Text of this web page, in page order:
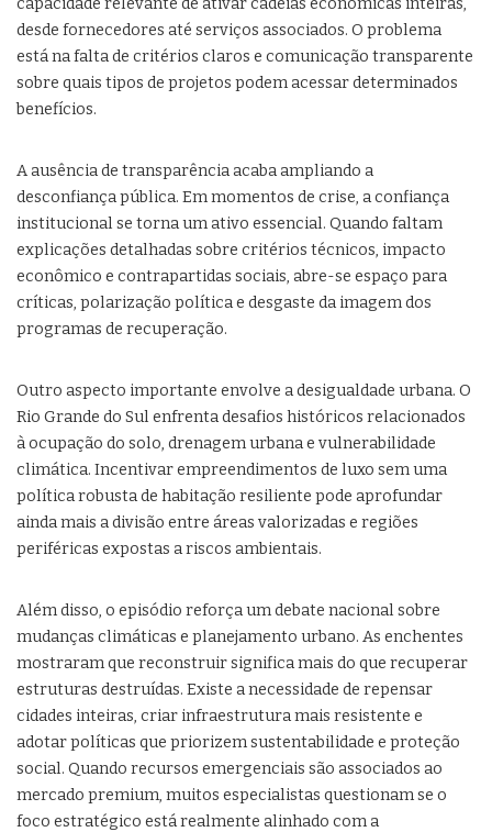
capacidade relevante de ativar cadeias econômicas inteiras,
desde fornecedores até serviços associados. O problema
está na falta de critérios claros e comunicação transparente
sobre quais tipos de projetos podem acessar determinados
benefícios.
A ausência de transparência acaba ampliando a
desconfiança pública. Em momentos de crise, a confiança
institucional se torna um ativo essencial. Quando faltam
explicações detalhadas sobre critérios técnicos, impacto
econômico e contrapartidas sociais, abre-se espaço para
críticas, polarização política e desgaste da imagem dos
programas de recuperação.
Outro aspecto importante envolve a desigualdade urbana. O
Rio Grande do Sul enfrenta desafios históricos relacionados
à ocupação do solo, drenagem urbana e vulnerabilidade
climática. Incentivar empreendimentos de luxo sem uma
política robusta de habitação resiliente pode aprofundar
ainda mais a divisão entre áreas valorizadas e regiões
periféricas expostas a riscos ambientais.
Além disso, o episódio reforça um debate nacional sobre
mudanças climáticas e planejamento urbano. As enchentes
mostraram que reconstruir significa mais do que recuperar
estruturas destruídas. Existe a necessidade de repensar
cidades inteiras, criar infraestrutura mais resistente e
adotar políticas que priorizem sustentabilidade e proteção
social. Quando recursos emergenciais são associados ao
mercado premium, muitos especialistas questionam se o
foco estratégico está realmente alinhado com a